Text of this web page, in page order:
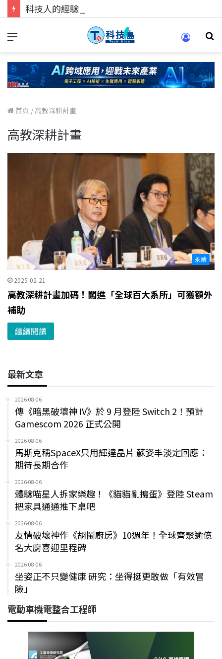
首頁 / 高教深耕計畫
高教深耕計畫
永續
2025-02-21
高教深耕計畫加碼！闖進「全球百大系所」可獲額外
補助
繼續閱讀
最新文章
2026-08-06
傳《暗黑破壞神 IV》於 9 月登陸 Switch 2！預計
Gamescom 2026 正式公開
2026-08-06
馬斯克稱SpaceX只用輝達晶片 蘇姿丰淡定回應：
期待長期合作
2026-08-06
體驗喵星人拆家樂趣！《貓貓亂搗蛋》登陸 Steam
把家具通通推下桌吧
2026-08-06
友情破壞神作《胡鬧廚房》10週年！全球齊聚逾億
名大廚喜迎里程碑
2026-08-06
坐姿正不只變健康 研究：坐得挺更敢做「有效冒
險」
電動車機電整合工程師